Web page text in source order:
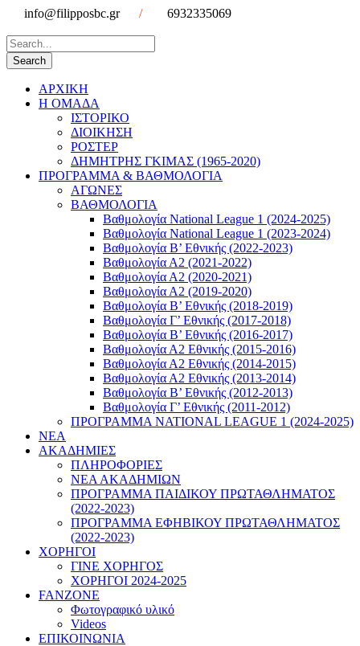
info@filipposbc.gr / 6932335069
ΑΡΧΙΚΗ
Η ΟΜΑΔΑ
ΙΣΤΟΡΙΚΟ
ΔΙΟΙΚΗΣΗ
ΡΟΣΤΕΡ
ΔΗΜΗΤΡΗΣ ΓΚΙΜΑΣ (1965-2020)
ΠΡΟΓΡΑΜΜΑ & ΒΑΘΜΟΛΟΓΙΑ
ΑΓΩΝΕΣ
ΒΑΘΜΟΛΟΓΙΑ
Βαθμολογία National League 1 (2024-2025)
Βαθμολογία National League 1 (2023-2024)
Βαθμολογία Β’ Εθνικής (2022-2023)
Βαθμολογία Α2 (2021-2022)
Βαθμολογία Α2 (2020-2021)
Βαθμολογία Α2 (2019-2020)
Βαθμολογία B’ Εθνικής (2018-2019)
Βαθμολογία Γ’ Εθνικής (2017-2018)
Βαθμολογία Β’ Εθνικής (2016-2017)
Βαθμολογία Α2 Εθνικής (2015-2016)
Βαθμολογία Α2 Εθνικής (2014-2015)
Βαθμολογία Α2 Εθνικής (2013-2014)
Βαθμολογία Β’ Εθνικής (2012-2013)
Βαθμολογία Γ’ Εθνικής (2011-2012)
ΠΡΟΓΡΑΜΜΑ NATIONAL LEAGUE 1 (2024-2025)
ΝΕΑ
ΑΚΑΔΗΜΙΕΣ
ΠΛΗΡΟΦΟΡΙΕΣ
ΝΕΑ ΑΚΑΔΗΜΙΩΝ
ΠΡΟΓΡΑΜΜΑ ΠΑΙΔΙΚΟΥ ΠΡΩΤΑΘΛΗΜΑΤΟΣ
(2022-2023)
ΠΡΟΓΡΑΜΜΑ ΕΦΗΒΙΚΟΥ ΠΡΩΤΑΘΛΗΜΑΤΟΣ
(2022-2023)
ΧΟΡΗΓΟΙ
ΓΙΝΕ ΧΟΡΗΓΟΣ
ΧΟΡΗΓΟΙ 2024-2025
FANZONE
Φωτογραφικό υλικό
Videos
ΕΠΙΚΟΙΝΩΝΙΑ